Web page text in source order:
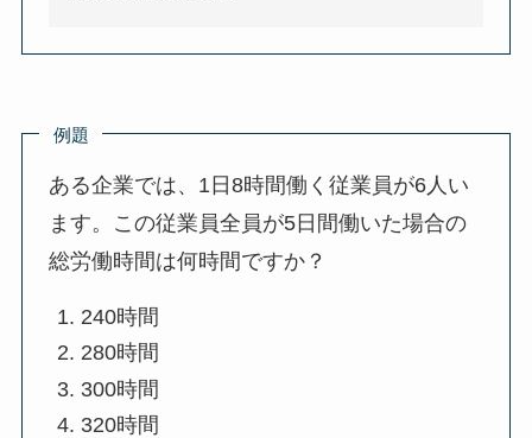
例題
ある企業では、1日8時間働く従業員が6人い
ます。この従業員全員が5日間働いた場合の
総労働時間は何時間ですか？
240時間
280時間
300時間
320時間